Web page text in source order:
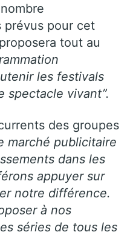
prévus pour cet
tout au
les festivals
spectacle vivant”.
des groupes
marché publicitaire
dans les
appuyer sur
notre différence.
à nos
séries de tous les